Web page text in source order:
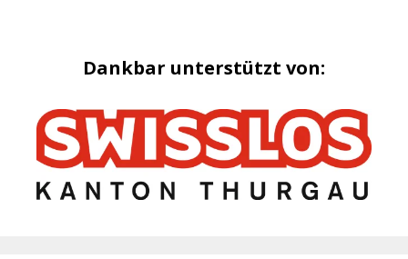
Dankbar unterstützt von: